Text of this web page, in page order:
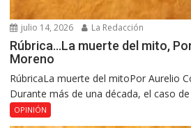
julio 14, 2026 La Redacción
Rúbrica…La muerte del mito,
Moreno
RúbricaLa muerte del mitoPor Aurelio
Durante más de una década, el caso de
OPINIÓN